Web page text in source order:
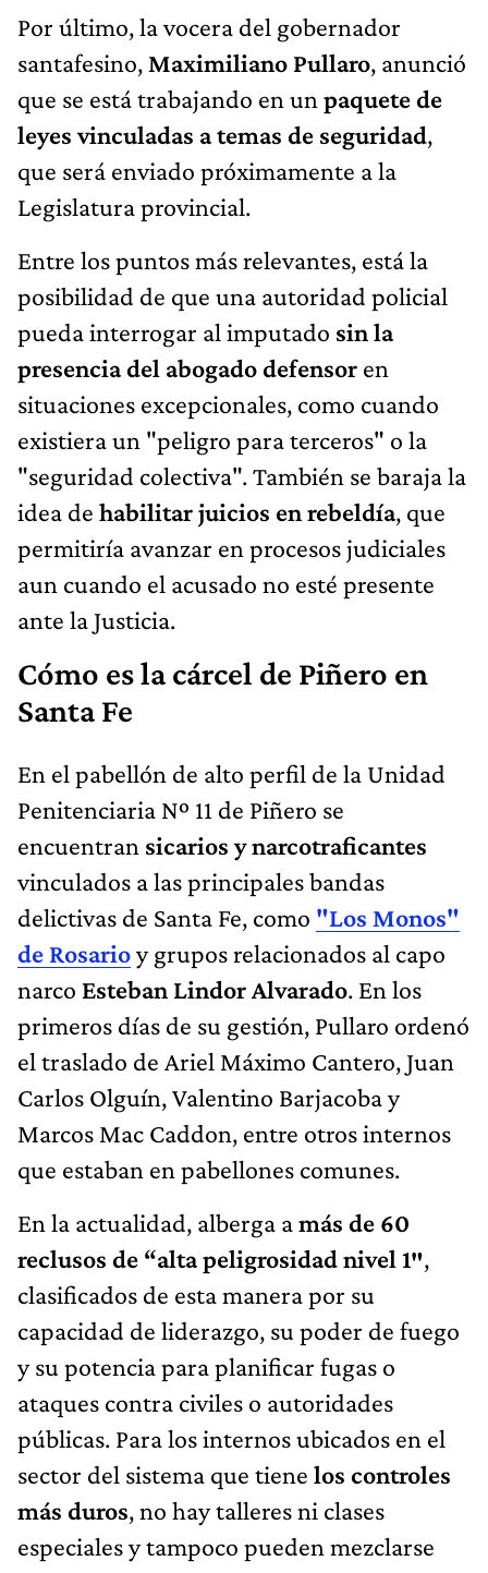
Por último, la vocera del gobernador
santafesino, Maximiliano Pullaro, anunció
que se está trabajando en un paquete de
leyes vinculadas a temas de seguridad,
que será enviado próximamente a la
Legislatura provincial.
Entre los puntos más relevantes, está la
posibilidad de que una autoridad policial
pueda interrogar al imputado sin la
presencia del abogado defensor en
situaciones excepcionales, como cuando
existiera un "peligro para terceros" o la
"seguridad colectiva". También se baraja la
idea de habilitar juicios en rebeldía, que
permitiría avanzar en procesos judiciales
aun cuando el acusado no esté presente
ante la Justicia.
Cómo es la cárcel de Piñero en
Santa Fe
En el pabellón de alto perfil de la Unidad
Penitenciaria Nº 11 de Piñero se
encuentran sicarios y narcotraficantes
vinculados a las principales bandas
delictivas de Santa Fe, como "Los Monos"
de Rosarioy grupos relacionados al capo
narco Esteban Lindor Alvarado. En los
primeros días de su gestión, Pullaro ordenó
el traslado de Ariel Máximo Cantero, Juan
Carlos Olguín, Valentino Barjacoba y
Marcos Mac Caddon, entre otros internos
que estaban en pabellones comunes.
En la actualidad, alberga amás de 60
reclusos de “alta peligrosidad nivel 1″,
clasificados de esta manera por su
capacidad de liderazgo, su poder de fuego
y su potencia para planificar fugas o
ataques contra civiles o autoridades
públicas. Para los internos ubicados en el
sector del sistema que tiene los controles
más duros, no hay talleres ni clases
especiales y tampoco pueden mezclarse